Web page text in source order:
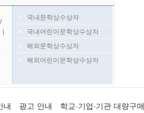
l
국내문학상수상자
국내어린이문학상수상자
해외문학상수상자
해외어린이문학상수상자
내 광고 안내 학교·기업·기관 대량구매